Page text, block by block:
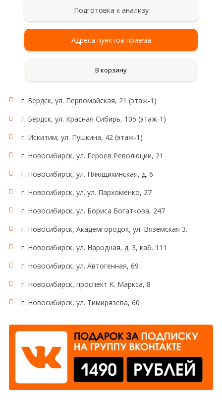
Подготовка к анализу
Адреса пунктов приема
В корзину
г. Бердск, ул. Первомайская, 21 (этаж-1)
г. Бердск, ул. Красная Сибирь, 105 (этаж-1)
г. Искитим, ул. Пушкина, 42 (этаж-1)
г. Новосибирск, ул. Героев Революции, 21
г. Новосибирск, ул. Плющихинская, д. 6
г. Новосибирск, ул. ул. Пархоменко, 27
г. Новосибирск, ул. Бориса Богаткова, 247
г. Новосибирск, Академгородок, ул. Вяземская 3.
г. Новосибирск, ул. Народная, д. 3, каб. 111
г. Новосибирск, ул. Автогенная, 69
г. Новосибирск, проспект К. Маркса, 8
г. Новосибирск, ул. Тимирязева, 60